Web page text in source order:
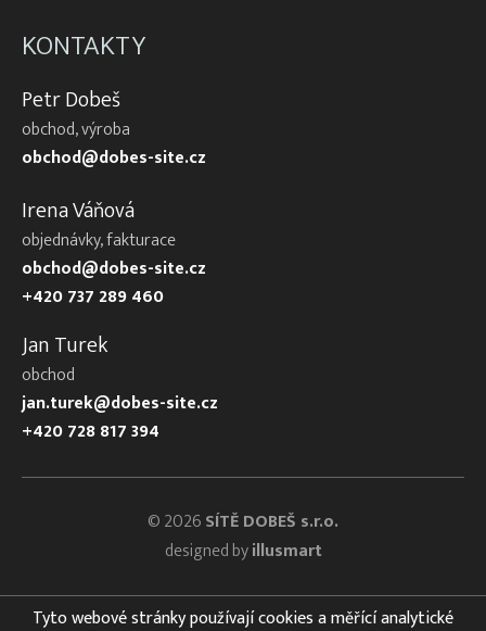
KONTAKTY
Petr Dobeš
obchod, výroba
obchod@dobes-site.cz
Irena Váňová
objednávky, fakturace
obchod@dobes-site.cz
+420 737 289 460
Jan Turek
obchod
jan.turek@dobes-site.cz
+420 728 817 394
© 2026SÍTĚ DOBEŠ s.r.o.
designed byillusmart
Tyto webové stránky používají cookies a měřící analytické